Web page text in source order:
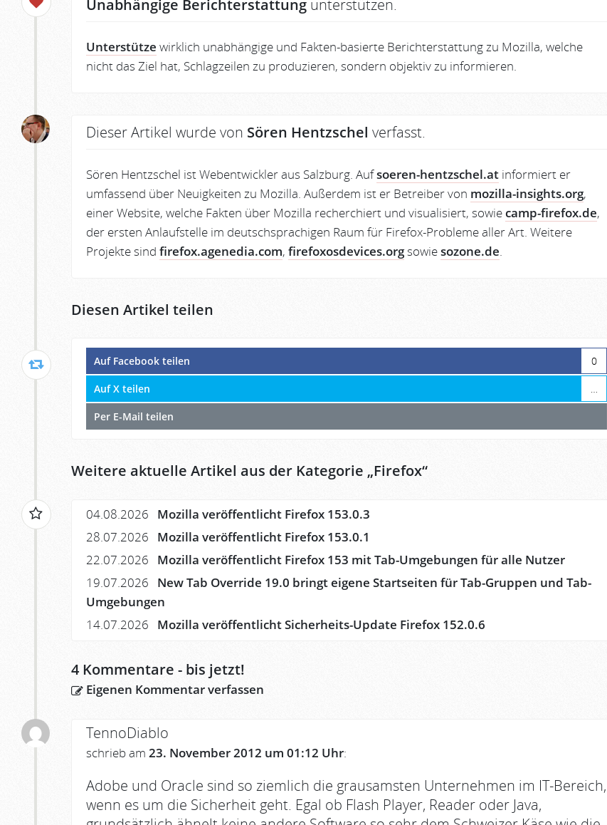
Unabhängige Berichterstattung unterstützen.
Unterstütze wirklich unabhängige und Fakten-basierte Berichterstattung zu Mozilla, welche
nicht das Ziel hat, Schlagzeilen zu produzieren, sondern objektiv zu informieren.
Dieser Artikel wurde von Sören Hentzschel verfasst.
Sören Hentzschel ist Webentwickler aus Salzburg. Aufsoeren-hentzschel.at informiert er
umfassend über Neuigkeiten zu Mozilla. Außerdem ist er Betreiber von mozilla-insights.org,
einer Website, welche Fakten über Mozilla recherchiert und visualisiert, sowiecamp-firefox.de,
der ersten Anlaufstelle im deutschsprachigen Raum für Firefox-Probleme aller Art. Weitere
Projekte sind firefox.agenedia.com, firefoxosdevices.orgsowiesozone.de
Diesen Artikel teilen
Auf Facebook teilen 0
Auf X teilen …
Per E-Mail teilen
Weitere aktuelle Artikel aus der Kategorie „Firefox“
04.08.2026
Mozilla veröffentlicht Firefox 153.0.3
28.07.2026
Mozilla veröffentlicht Firefox 153.0.1
22.07.2026
Mozilla veröffentlicht Firefox 153 mit Tab-Umgebungen für alle Nutzer
19.07.2026
New Tab Override 19.0 bringt eigene Startseiten für Tab-Gruppen und Tab-
Umgebungen
14.07.2026
Mozilla veröffentlicht Sicherheits-Update Firefox 152.0.6
4 Kommentare - bis jetzt!
Eigenen Kommentar verfassen
TennoDiablo
schrieb am 23. November 2012 um 01:12 Uhr:
Adobe und Oracle sind so ziemlich die grausamsten Unternehmen im IT-Bereich,
wenn es um die Sicherheit geht. Egal ob Flash Player, Reader oder Java,